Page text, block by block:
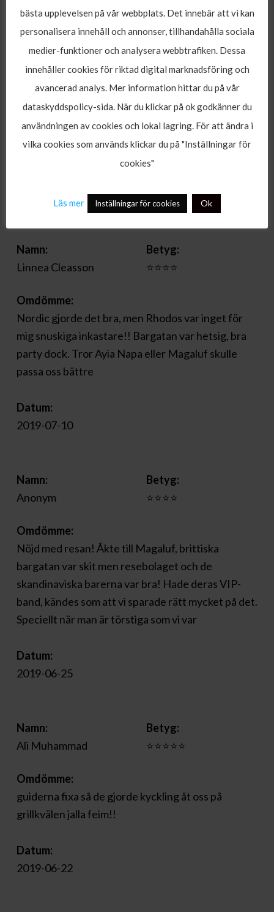
Namn:
Amir
Betyg:
⭐⭐⭐⭐⭐
Omdömme:
Barrundan i Ayia Napa slår ALLT. Grabbarna tackar
för denna gång. Hoppas Tim är kvar nästa år med.
Han gjorde resan lite bättre.
Namn:
Linnea Cleasson
Betyg:
⭐⭐⭐⭐
Omdömme:
Nordic gjorde det bra, men Rhodos var inget för
mig snuskiga inkastare!! Bargatan var hetsig, bra
party dock. Tror Ayia Napa eller Magaluf skulle
passa oss bättre
Datum:
2019-07-10
Namn:
Anonym
Betyg:
⭐⭐⭐⭐
Omdömme:
Nöjd med resan! Åkte till Magaluf, brittiska
bargatan var skit men resebolaget och de
skandinaviska barerna var bra! Hade deras VIP-
band, kändes som att vi sparade rätt mycket på det.
Speciellt när man är törstiga som vi var
Datum:
2019-06-25
Namn:
Ali Muhammad
Betyg:
⭐⭐⭐⭐⭐
Omdömme:
guiderna fixa så de gjorde kyckling åt oss på
grillkvälen jalla feim!!
Datum:
2019-06-22
bästa upplevelsen på vår webbplats. Det innebär att vi kan
personalisera innehåll och annonser, tillhandahålla sociala
medier-funktioner och analysera webbtrafiken. Dessa
innehåller cookies för riktad digital marknadsföring och
avancerad analys. Mer information hittar du på vår
dataskyddspolicy-sida. När du klickar på ok godkänner du
användningen av cookies och lokal lagring. För att ändra i
vilka cookies som används klickar du på "Inställningar för
cookies"
Läs mer Inställningar för cookies Ok